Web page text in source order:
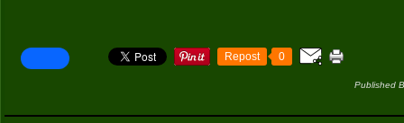
Repost 0
Published